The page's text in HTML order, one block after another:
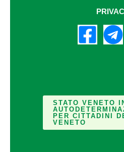
STATO VENETO
PER CITTADINI
VENETO